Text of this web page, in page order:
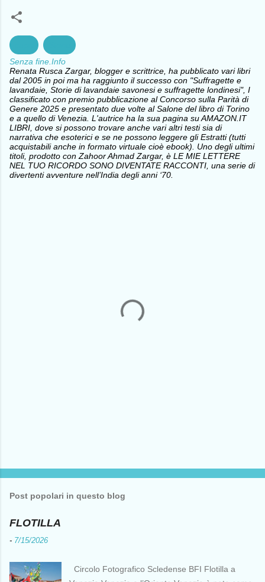
Senza fine.Info
Renata Rusca Zargar, blogger e scrittrice, ha pubblicato vari libri
dal 2005 in poi ma ha raggiunto il successo con "Suffragette e
lavandaie, Storie di lavandaie savonesi e suffragette londinesi", I
classificato con premio pubblicazione al Concorso sulla Parità di
Genere 2025 e presentato due volte al Salone del libro di Torino
e a quello di Venezia. L'autrice ha la sua pagina su AMAZON.IT
LIBRI, dove si possono trovare anche vari altri testi sia di
narrativa che esoterici e se ne possono leggere gli Estratti (tutti
acquistabili anche in formato virtuale cioè ebook). Uno degli ultimi
titoli, prodotto con Zahoor Ahmad Zargar, è LE MIE LETTERE
NEL TUO RICORDO SONO DIVENTATE RACCONTI, una serie di
divertenti avventure nell’India degli anni ‘70.
Post popolari in questo blog
FLOTILLA
- 7/15/2026
Circolo Fotografico Scledense BFI Flotilla a